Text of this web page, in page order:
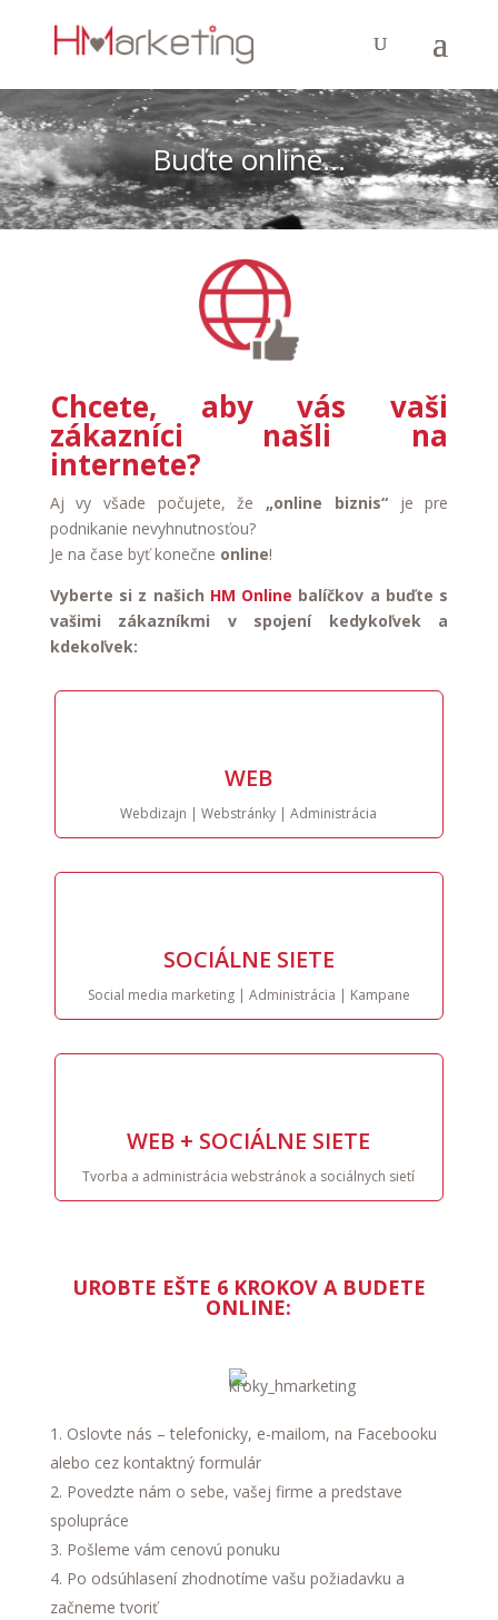
Buďte online…
Chcete, aby vás vaši
zákazníci našli na
internete?
Aj vy všade počujete, že „online biznis“jepre
podnikanie nevyhnutnosťou?
Je na čase byť konečne online!
Vyberte si z našich HM Online balíčkov a buďte s
vašimi zákazníkmi v spojení kedykoľvek a
kdekoľvek:
WEB
Webdizajn | Webstránky | Administrácia
SOCIÁLNE SIETE
Social media marketing | Administrácia | Kampane
WEB + SOCIÁLNE SIETE
Tvorba a administrácia webstránok a sociálnych sietí
UROBTE EŠTE 6 KROKOV A BUDETE
ONLINE:
Oslovte nás – telefonicky, e-mailom, na Facebooku
alebo cez kontaktný formulár
Povedzte nám o sebe, vašej firme a predstave
spolupráce
Pošleme vám cenovú ponuku
Po odsúhlasení zhodnotíme vašu požiadavku a
začneme tvoriť